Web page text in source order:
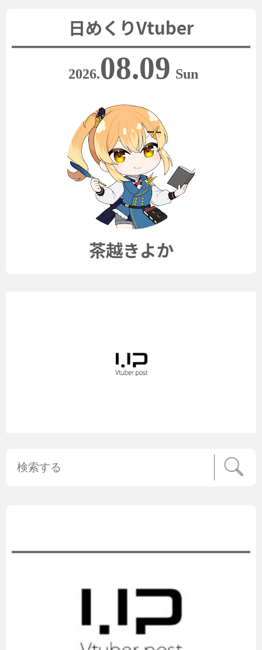
日めくりVtuber
2026.08.09 Sun
茶越きよか